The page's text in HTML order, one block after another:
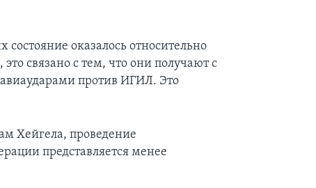
оказалось относительно
связано с тем, что они получают с
авиаударами против ИГИЛ. Это
Хейгела, проведение
представляется менее